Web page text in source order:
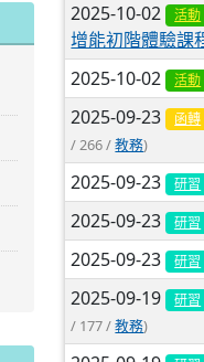
2025-10-02 活動
增能初階體驗課
2025-10-02 活動
2025-09-23 函轉
/ 266 /教務)
2025-09-23 研習
2025-09-23 研習
2025-09-23 研習
2025-09-19 研習
/ 177 /教務)